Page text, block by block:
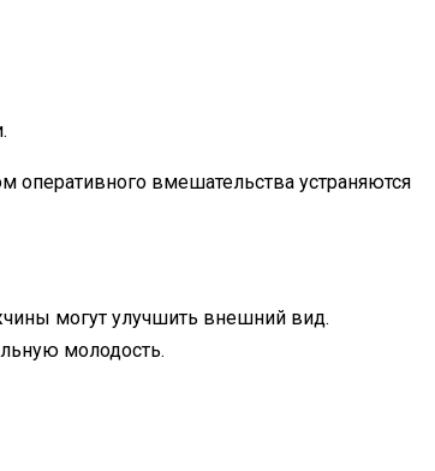
оперативного вмешательства устраняются
могут улучшить внешний вид.
молодость.